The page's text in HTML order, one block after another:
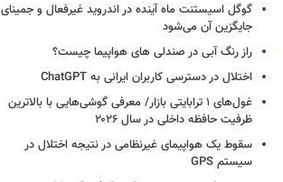
گوگل اسیستنت ماه آینده در اندروید غیرفعال و جمینای
جایگزین آن می‌شود
راز رنگ آبی در صندلی های هواپیما چیست؟
اختلال در دسترسی کاربران ایرانی به ChatGPT
غول‌های ۱ ترابایتی بازار/ معرفی گوشی‌هایی با بالاترین
ظرفیت حافظه داخلی در سال ۲۰۲۶
سقوط یک هواپیمای غیرنظامی در نتیجه اختلال در
سیستم‌ GPS